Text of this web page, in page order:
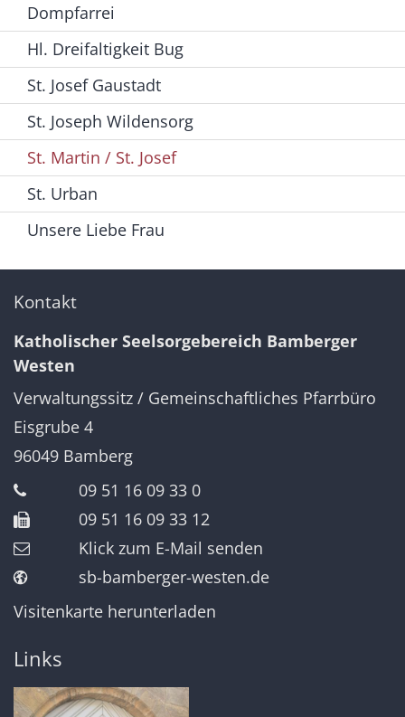
Dompfarrei
Hl. Dreifaltigkeit Bug
St. Josef Gaustadt
St. Joseph Wildensorg
St. Martin / St. Josef
St. Urban
Unsere Liebe Frau
Kontakt
Katholischer Seelsorgebereich Bamberger
Westen
Verwaltungssitz / Gemeinschaftliches Pfarrbüro
Eisgrube 4
96049 Bamberg
09 51 16 09 33 0
09 51 16 09 33 12
Klick zum E-Mail senden
sb-bamberger-westen.de
Visitenkarte herunterladen
Links